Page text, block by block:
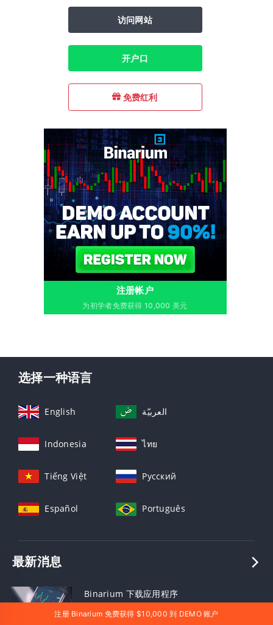
访问网站
开户口
免费红利
注册帐户
为初学者免费获得 10,000 美元
选择一种语言
English العربيّة
Indonesia ไทย
Tiếng Việt Русский
Español Português
最新消息
Binarium 下载应用程序
注册 Binarium 免费获得 $10,000 到 DEMO 账户